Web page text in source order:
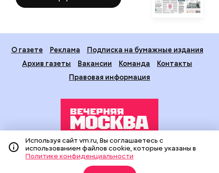
О газете Реклама
Подписка на бумажные издания
Архив газеты
Вакансии Команда
Контакты
Правовая информация
Издание создано при финансовой поддержке Департамента
средств массовой информации и рекламы города Москвы.
На сайте применяются рекомендательные технологии
Используя сайт vm.ru, Вы соглашаетесь с
использованием файлов cookie, которые указаны в
Политике конфиденциальности